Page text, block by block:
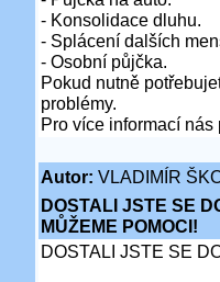
- Konsolidace dluhu.
- Splácení dalších
- Osobní půjčka.
Pokud nutně
problémy.
Pro více informací nás
Autor: VLADIMÍR
DOSTALI JSTE SE
MŮŽEME POMOCI!
DOSTALI JSTE SE